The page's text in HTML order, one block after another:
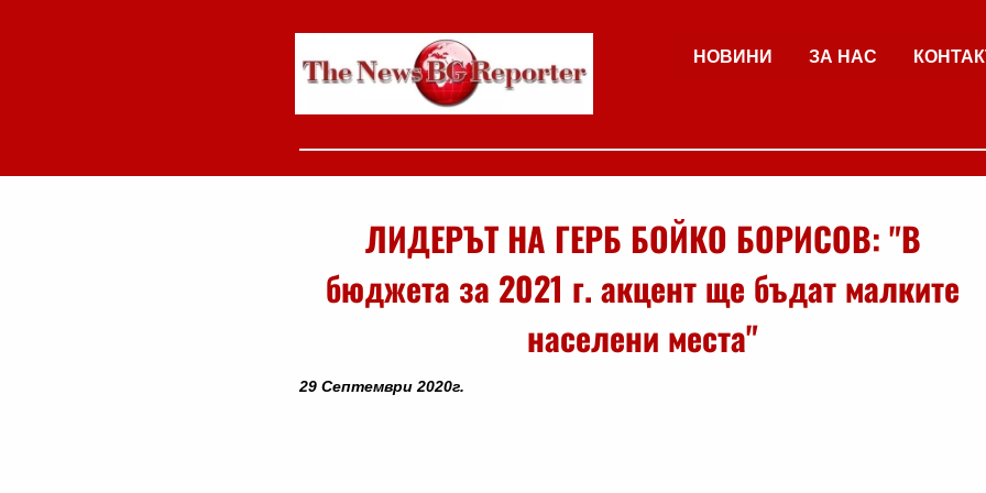
НОВИНИ ЗА НАС
ЛИДЕРЪТ НА ГЕРБ БОЙКО БОРИСОВ: "В
бюджета за 2021 г. акцент ще бъдат малките
населени места"
29 Септември 2020г.